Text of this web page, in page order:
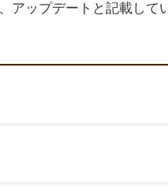
アップデートと記載して